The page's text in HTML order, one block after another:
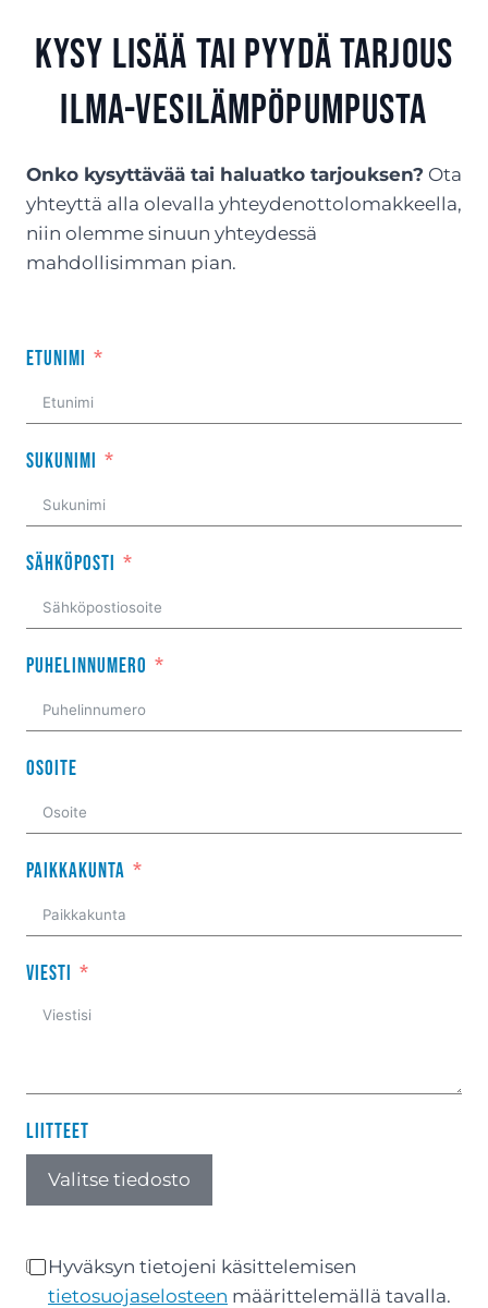
Kysy lisää tai Pyydä tarjous
ilma-vesilämpöpumpusta
Onko kysyttävää tai haluatko tarjouksen? Ota
yhteyttä alla olevalla yhteydenottolomakkeella,
niin olemme sinuun yhteydessä
mahdollisimman pian.
Etunimi
Sukunimi
Sähköposti
Puhelinnumero
Osoite
Paikkakunta
Viesti
Liitteet
Valitse tiedosto
Hyväksyn tietojeni käsittelemisen
tietosuojaselosteen määrittelemällä tavalla.